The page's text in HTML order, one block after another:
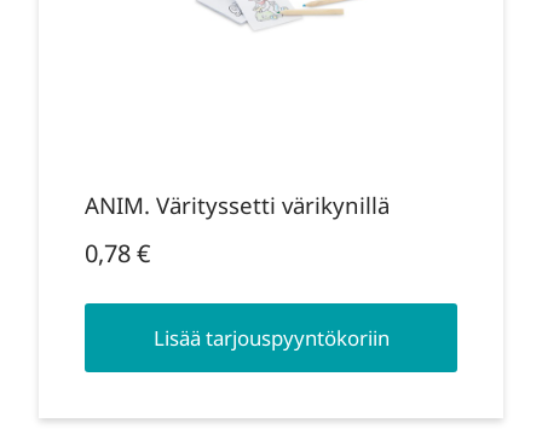
ANIM. Värityssetti värikynillä
0,78€
Lisää tarjouspyyntökoriin